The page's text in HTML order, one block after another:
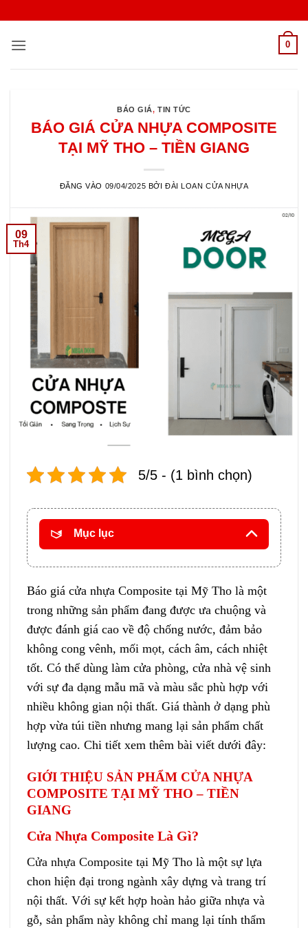
nội
0
BÁO GIÁ,TIN TỨC
BÁO GIÁ CỬA NHỰA COMPOSITE
TẠI MỸ THO – TIỀN GIANG
ĐĂNG VÀO 09/04/2025 BỞI ĐÀI LOAN CỬA NHỰA
09
Th4
5/5 - (1 bình chọn)
Mục lục
Báo giá cửa nhựa Composite tại Mỹ Tho là một
trong những sản phẩm đang được ưa chuộng và
được đánh giá cao về độ chống nước, đảm bảo
không cong vênh, mối mọt, cách âm, cách nhiệt
tốt. Có thể dùng làm cửa phòng, cửa nhà vệ sinh
với sự đa dạng mẫu mã và màu sắc phù hợp với
nhiều không gian nội thất. Giá thành ở dạng phù
hợp vừa túi tiền nhưng mang lại sản phẩm chất
lượng cao. Chi tiết xem thêm bài viết dưới đây:
GIỚI THIỆU SẢN PHẨM CỬA NHỰA
COMPOSITE TẠI MỸ THO – TIỀN
GIANG
Cửa Nhựa Composite Là Gì?
Cửa nhựa Composite tại Mỹ Tho là một sự lựa
chon hiện đại trong ngành xây dựng và trang trí
nội thất. Với sự kết hợp hoàn hảo giữa nhựa và
gỗ, sản phẩm này không chỉ mang lại tính thẩm